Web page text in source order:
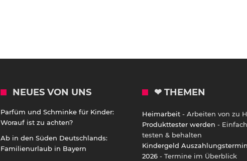
NEUES VON UNS
Parfüm und Schminke für Kinder:
Worauf ist zu achten?
Ab in den Süden Deutschlands:
Familienurlaub in Bayern
❤ THEMEN
Heimarbeit - Arbeiten von zu
Produkttester werden - Einfach
testen & behalten
Kindergeld
2026 - Termine im Überblick